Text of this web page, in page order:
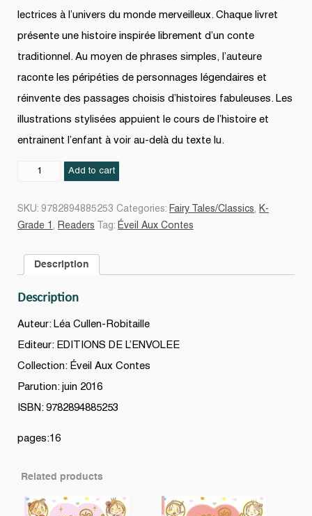
lectrices à l’univers du monde merveilleux. Chaque livret
présente une histoire inspirée librement d’un conte
traditionnel. Au moyen de phrases simples, l’auteure
raconte les péripéties de personnages légendaires et
réinvente des passages choisis d’histoires fabuleuses. Les
illustrations stylisées appuient le cours de l’histoire et
entrainent l’enfant à voir au-delà du texte lu.
Add to cart
SKU: 9782894885253 Categories: Fairy Tales/Classics, K-
Grade 1 , Readers Tag: Éveil Aux Contes
Description
Description
Auteur: Léa Cullen-Robitaille
Editeur: EDITIONS DE L’ENVOLEE
Collection: Éveil Aux Contes
Parution: juin 2016
ISBN: 9782894885253
pages:16
Related products